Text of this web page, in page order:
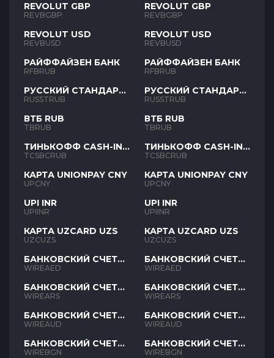
REVOLUT GBP
REVBGBP
REVOLUT USD
REVBUSD
РАЙФФАЙЗЕН БАНК
RFBRUB
РУССКИЙ СТАНДАРТ
RUB
RUSSTRUB
ВТБ RUB
TBRUB
ТИНЬКОФФ CASH-IN
RUB
TCSBCRUB
КАРТА UNIONPAY CNY
UPCNY
UPI INR
UPIINR
КАРТА UZCARD UZS
UZCUZS
БАНКОВСКИЙ СЧЕТ
AED
WIREAED
БАНКОВСКИЙ СЧЕТ
ARS
WIREARS
БАНКОВСКИЙ СЧЕТ
AUD
WIREAUD
БАНКОВСКИЙ СЧЕТ
BGN
WIREBGN
REVOLUT GBP
REVBGBP
REVOLUT USD
REVBUSD
РАЙФФАЙЗЕН БАНК
RFBRUB
РУССКИЙ СТАНДАРТ
RUB
RUSSTRUB
ВТБ RUB
TBRUB
ТИНЬКОФФ CASH-IN
RUB
TCSBCRUB
КАРТА UNIONPAY CNY
UPCNY
UPI INR
UPIINR
КАРТА UZCARD UZS
UZCUZS
БАНКОВСКИЙ СЧЕТ
AED
WIREAED
БАНКОВСКИЙ СЧЕТ
ARS
WIREARS
БАНКОВСКИЙ СЧЕТ
AUD
WIREAUD
БАНКОВСКИЙ СЧЕТ
BGN
WIREBGN